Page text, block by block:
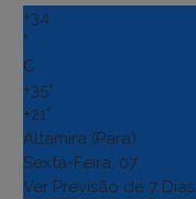
+34
°
C
+35°
+21°
Altamira (Para)
Sexta-Feira, 07
Ver Previsão de 7 Dias